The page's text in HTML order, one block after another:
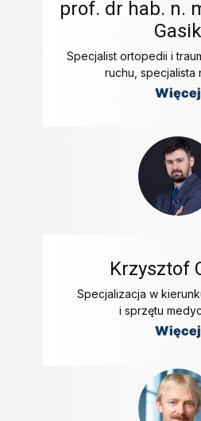
prof. dr hab. n.
Gasik
Specjalist ortopedii i
ruchu, specjalista
Więcej
Krzysztof
Specjalizacja w
i sprzętu
Więcej